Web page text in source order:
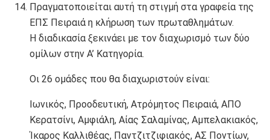
Πραγματοποιείται αυτή τη στιγμή στα γραφεία της
ΕΠΣ Πειραιά η κλήρωση των πρωταθλημάτων.
Η διαδικασία ξεκινάει με τον διαχωρισμό των δύο
ομίλων στην Α’ Κατηγορία.
Οι 26 ομάδες που θα διαχωριστούν είναι:
Ιωνικός, Προοδευτική, Ατρόμητος Πειραιά, ΑΠΟ
Κερατσίνι, Αμφιάλη, Αίας Σαλαμίνας, Αμπελακιακός,
Ίκαρος Καλλιθέας, Παντζιτζιφιακός, ΑΣ Ποντίων,